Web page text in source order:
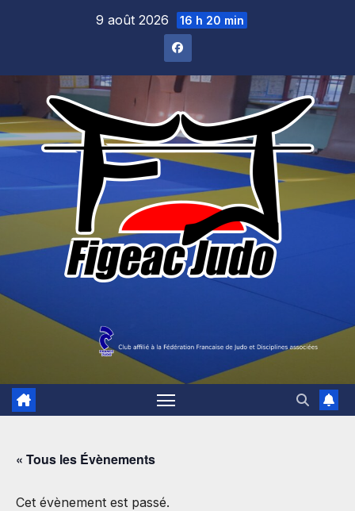
9 août 2026 16 h 20 min
« Tous les Évènements
Cet évènement est passé.